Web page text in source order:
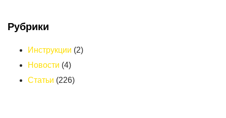
Рубрики
Инструкции (2)
Новости (4)
Статьи (226)